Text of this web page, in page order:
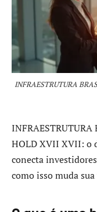
INFRAESTRUTURA
HOLD XVII XVII: o
conecta
como isso muda